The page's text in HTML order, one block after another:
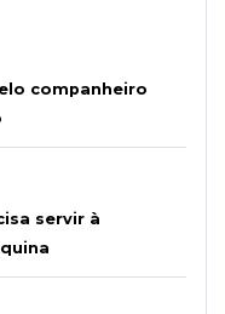
companheiro
servir à